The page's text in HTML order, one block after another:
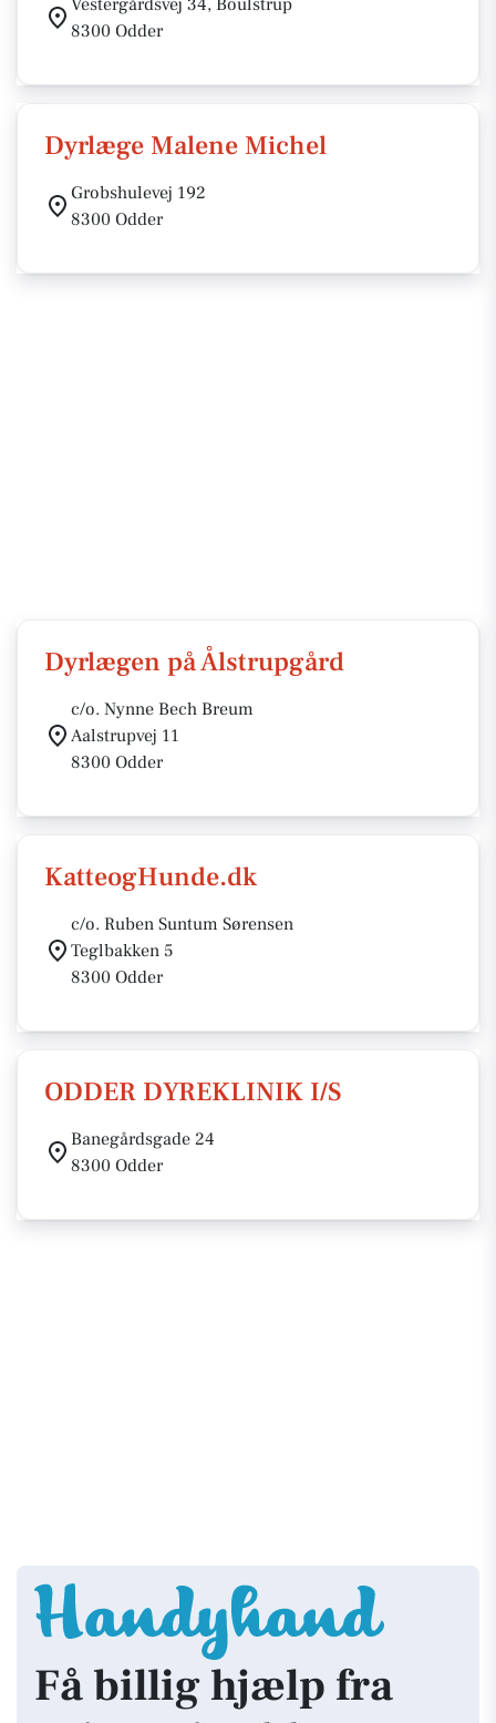
Vestergårdsvej 34, Boulstrup
8300 Odder
Dyrlæge Malene Michel
Grobshulevej 192
8300 Odder
Dyrlægen på Ålstrupgård
c/o. Nynne Bech Breum
Aalstrupvej 11
8300 Odder
KatteogHunde.dk
c/o. Ruben Suntum Sørensen
Teglbakken 5
8300 Odder
ODDER DYREKLINIK I/S
Banegårdsgade 24
8300 Odder
Få billig hjælp fra